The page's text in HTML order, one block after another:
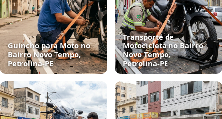
Guincho para Moto no
Bairro Novo Tempo,
Petrolina‑PE
Transporte de
Motocicleta no Bairro
Novo Tempo,
Petrolina‑PE